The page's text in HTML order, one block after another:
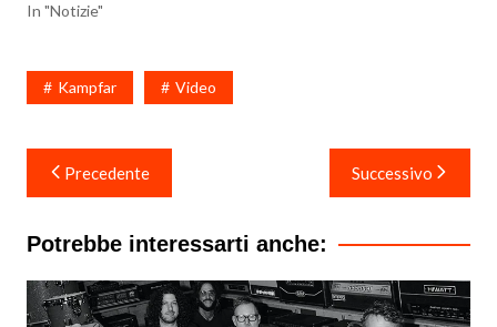
In "Notizie"
Kampfar Video
Navigazione
articoli
Precedente Successivo
Potrebbe interessarti anche: